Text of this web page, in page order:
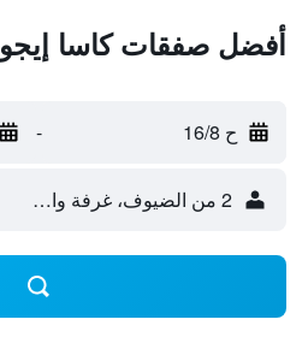
أفضل صفقات كاسا
ح 16/8 -
2 من الضيوف، غرفة واحدة